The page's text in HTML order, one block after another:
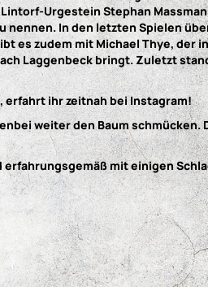
Urgestein Stephan
In den letzten Spielen
es zudem mit Michael Thye, der
Laggenbeck bringt. Zuletzt
erfahrt ihr zeitnah bei Instagram!
weiter den Baum schmücken.
mit einigen